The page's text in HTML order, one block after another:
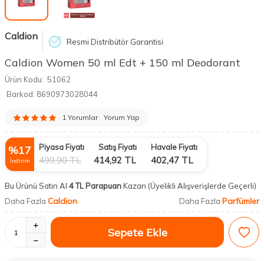
Caldion Resmi Distribütör Garantisi
Caldion Women 50 ml Edt + 150 ml Deodorant
Ürün Kodu: 51062
Barkod: 8690973028044
1 Yorumlar Yorum Yap
%17
İndirim
Piyasa Fiyatı
499,90TL
Satış Fiyatı
414,92 TL
Havale Fiyatı
402,47 TL
Bu Ürünü Satın Al 4 TL ParapuanKazan (Üyelikli Alışverişlerde Geçerli)
Daha Fazla Caldion Daha Fazla Parfümler
Sepete Ekle